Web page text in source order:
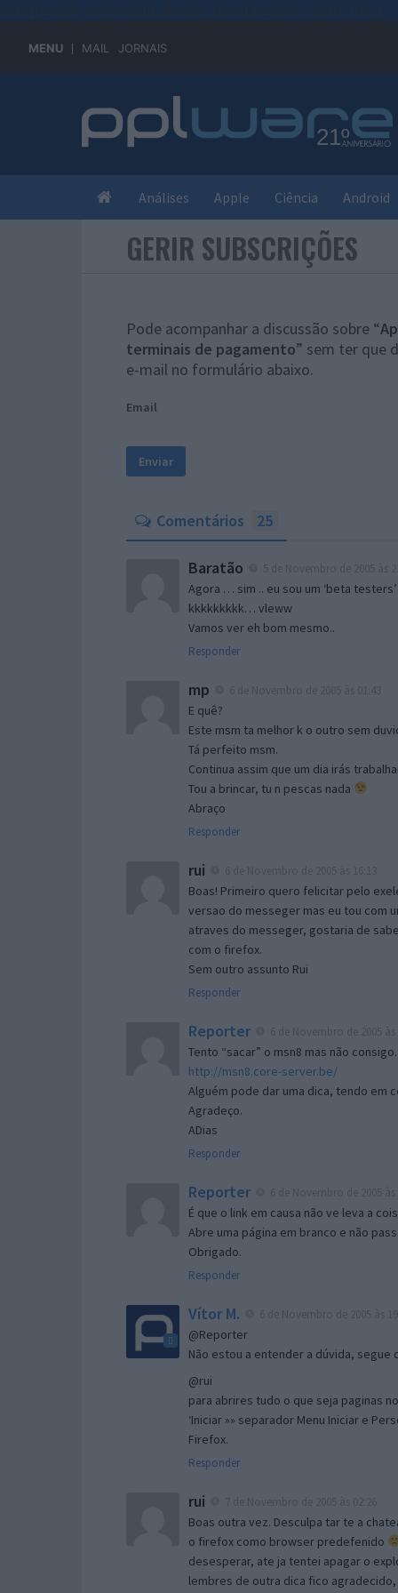
MENU MAIL JORNAIS
Análises Apple Ciência Android
GERIR SUBSCRIÇÕES
Pode acompanhar a discussão sobre “
terminais de pagamento” sem ter que
e-mail no formulário abaixo.
Email
Comentários 25
Baratão
Agora … sim .. eu sou um ‘beta testers’
kkkkkkkkk… vleww
Vamos ver eh bom mesmo..
Responder
mp
E quê?
Este msm ta melhor k o outro sem
Tá perfeito msm.
Continua assim que um dia irás
Tou a brincar, tu n pescas nada
Abraço
Responder
rui
Boas! Primeiro quero felicitar pelo
versao do messeger mas eu tou com
atraves do messeger, gostaria de
com o firefox.
Sem outro assunto Rui
Responder
Reporter
Tento “sacar” o msn8 mas não
http://msn8.core-server.be/
Alguém pode dar uma dica, tendo em
Agradeço.
ADias
Responder
Reporter
É que o link em causa não ve leva a
Abre uma página em branco e não
Obrigado.
Responder
Vítor M.
@Reporter
Não estou a entender a dúvida,
@rui
para abrires tudo o que seja paginas
‘Iniciar »» separador Menu Iniciar e
Firefox.
Responder
rui
Boas outra vez. Desculpa tar te a
o firefox como browser predefenido
desesperar, ate ja tentei apagar o
lembres de outra dica fico